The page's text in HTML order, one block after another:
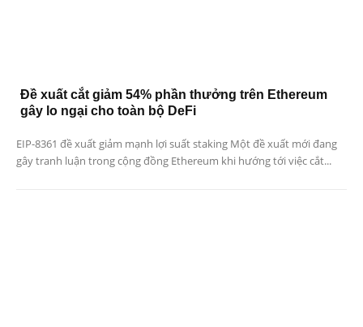
Đề xuất cắt giảm 54% phần thưởng trên Ethereum
gây lo ngại cho toàn bộ DeFi
EIP-8361 đề xuất giảm mạnh lợi suất staking Một đề xuất mới đang
gây tranh luận trong cộng đồng Ethereum khi hướng tới việc cắt...